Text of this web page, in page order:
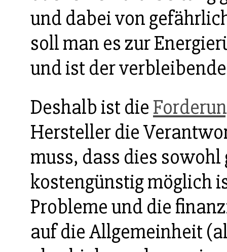
und dabei von
soll man es zur
und ist der
Deshalb ist die
Hersteller die
muss, dass dies
kostengünstig möglich
Probleme und die
auf die Allgemeinheit